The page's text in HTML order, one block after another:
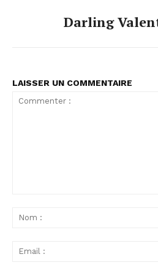
Darling
LAISSER UN COMMENTAIRE